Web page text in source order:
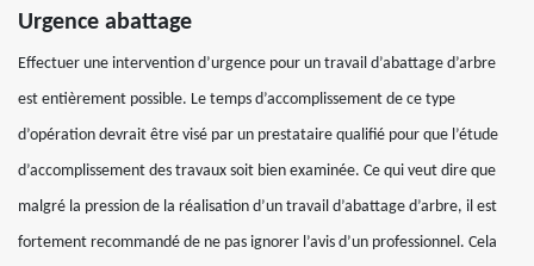
Urgence abattage
Effectuer une intervention d’urgence pour un travail d’abattage d’arbre
est entièrement possible. Le temps d’accomplissement de ce type
d’opération devrait être visé par un prestataire qualifié pour que l’étude
d’accomplissement des travaux soit bien examinée. Ce qui veut dire que
malgré la pression de la réalisation d’un travail d’abattage d’arbre, il est
fortement recommandé de ne pas ignorer l’avis d’un professionnel. Cela